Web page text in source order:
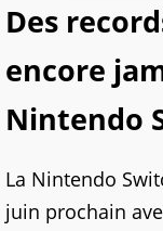
Des
encore
Nintendo
La Nintendo
juin prochain